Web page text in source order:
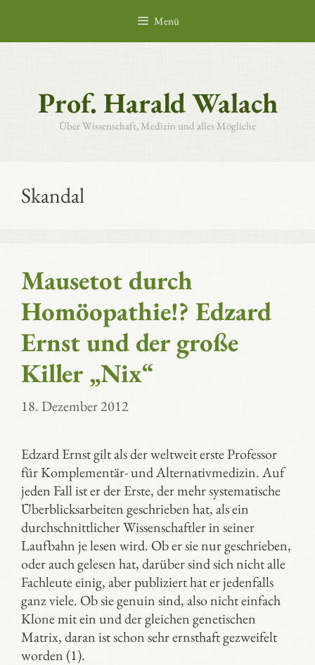
springen
Menü
Prof. Harald Walach
Über Wissenschaft, Medizin und alles Mögliche
Skandal
Mausetot durch
Homöopathie!? Edzard
Ernst und der große
Killer „Nix“
18. Dezember 2012
Edzard Ernst gilt als der weltweit erste Professor
für Komplementär- und Alternativmedizin. Auf
jeden Fall ist er der Erste, der mehr systematische
Überblicksarbeiten geschrieben hat, als ein
durchschnittlicher Wissenschaftler in seiner
Laufbahn je lesen wird. Ob er sie nur geschrieben,
oder auch gelesen hat, darüber sind sich nicht alle
Fachleute einig, aber publiziert hat er jedenfalls
ganz viele. Ob sie genuin sind, also nicht einfach
Klone mit ein und der gleichen genetischen
Matrix, daran ist schon sehr ernsthaft gezweifelt
worden (1).